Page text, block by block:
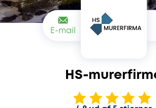
E-mail
HS-